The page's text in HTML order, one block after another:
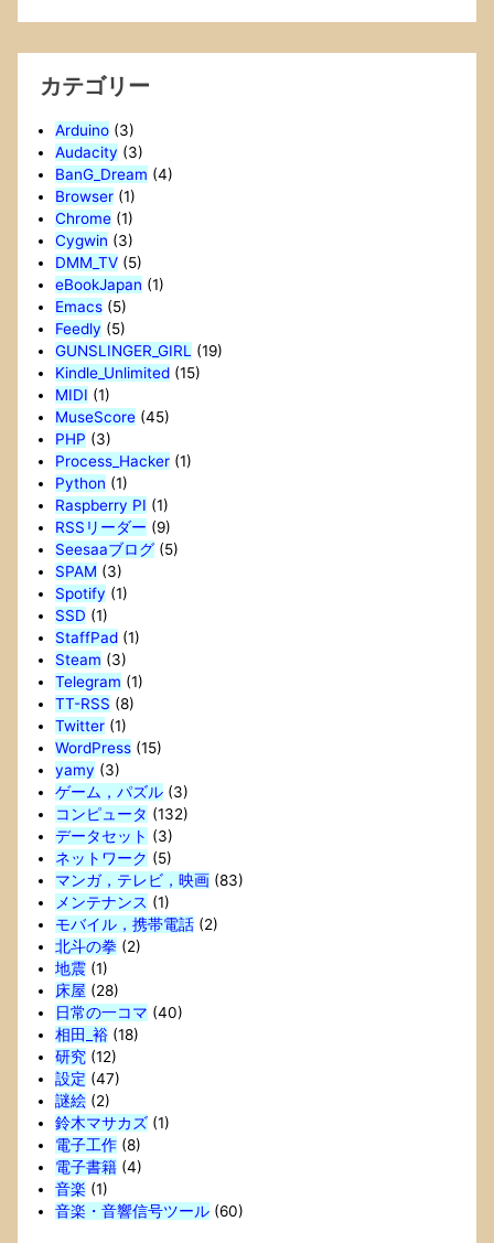
カテゴリー
Arduino(3)
Audacity (3)
BanG_Dream (4)
Browser(1)
Chrome(1)
Cygwin (3)
DMM_TV(5)
eBookJapan (1)
Emacs(5)
Feedly (5)
GUNSLINGER_GIRL (19)
Kindle_Unlimited(15)
MIDI (1)
MuseScore(45)
PHP (3)
Process_Hacker(1)
Python (1)
Raspberry PI (1)
RSSリーダー (9)
Seesaaブログ(5)
SPAM (3)
Spotify (1)
SSD (1)
StaffPad(1)
Steam (3)
Telegram (1)
TT-RSS (8)
Twitter(1)
WordPress(15)
yamy (3)
ゲーム，パズル(3)
コンピュータ (132)
データセット (3)
ネットワーク (5)
マンガ，テレビ，映画(83)
メンテナンス (1)
モバイル，携帯電話(2)
北斗の拳 (2)
地震(1)
床屋 (28)
日常の一コマ (40)
相田_裕(18)
研究(12)
設定 (47)
謎絵(2)
鈴木マサカズ(1)
電子工作(8)
電子書籍(4)
音楽 (1)
音楽・音響信号ツール(60)